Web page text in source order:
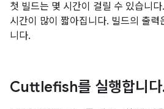
첫 빌드는 몇 시간이 걸릴 수 있습니
시간이 많이 짧아집니다. 빌드의 출력
니다.
Cuttlefish를 실행합니다